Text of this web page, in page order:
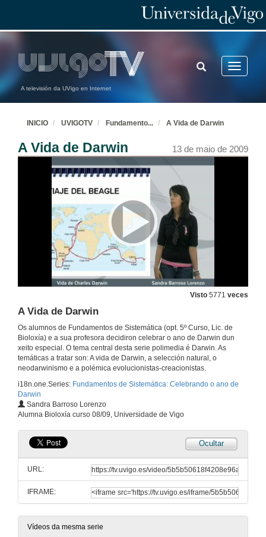
A televisión da UVigo en Internet
Toggle
TOGGLE
SEARCH
INICIO UVIGOTV Fundamento... A Vida de Darwin
A Vida de Darwin 13 de maio de 2009
Visto 5771 veces
A Vida de Darwin
Os alumnos de Fundamentos de Sistemática (opt. 5º Curso, Lic. de
Bioloxía) e a sua profesora decidiron celebrar o ano de Darwin dun
xeito especial. O tema central desta serie polimedia é Darwin. As
temáticas a tratar son: A vida de Darwin, a selección natural, o
neodarwinismo e a polémica evolucionistas-creacionistas.
i18n.one.Series: Fundamentos de Sistemática: Celebrando o ano de
Darwin
Sandra Barroso Lorenzo
Alumna Bioloxía curso 08/09, Universidade de Vigo
Ocultar
URL:
IFRAME:
Vídeos da mesma serie